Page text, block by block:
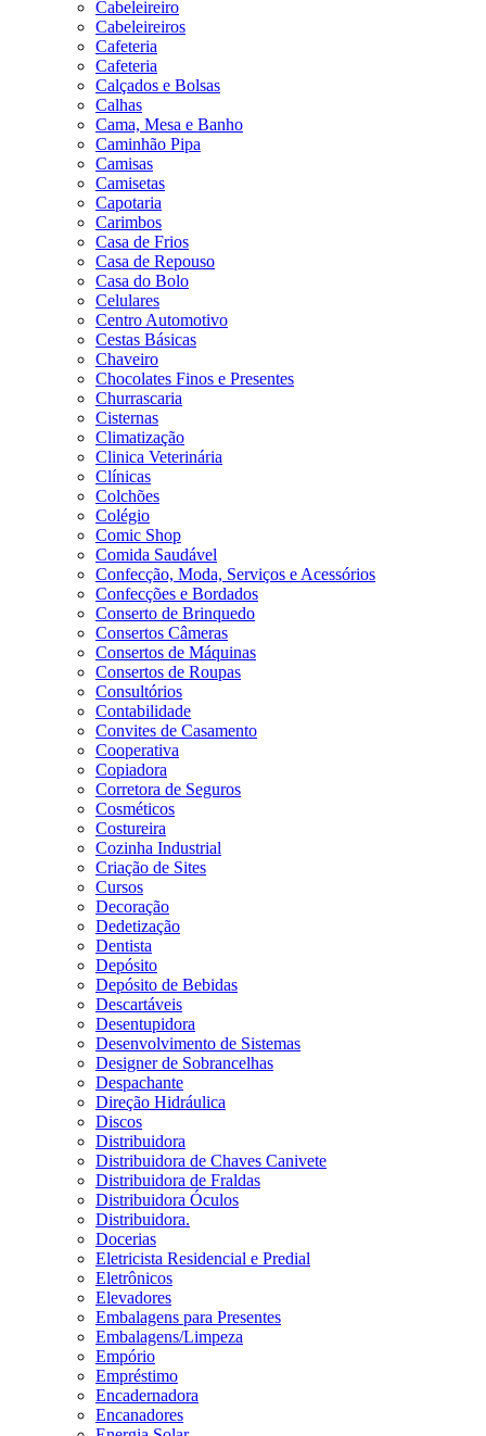
Cabeleireiro
Cabeleireiros
Cafeteria
Cafeteria
Calçados e Bolsas
Calhas
Cama, Mesa e Banho
Caminhão Pipa
Camisas
Camisetas
Capotaria
Carimbos
Casa de Frios
Casa de Repouso
Casa do Bolo
Celulares
Centro Automotivo
Cestas Básicas
Chaveiro
Chocolates Finos e Presentes
Churrascaria
Cisternas
Climatização
Clinica Veterinária
Clínicas
Colchões
Colégio
Comic Shop
Comida Saudável
Confecção, Moda, Serviços e Acessórios
Confecções e Bordados
Conserto de Brinquedo
Consertos Câmeras
Consertos de Máquinas
Consertos de Roupas
Consultórios
Contabilidade
Convites de Casamento
Cooperativa
Copiadora
Corretora de Seguros
Cosméticos
Costureira
Cozinha Industrial
Criação de Sites
Cursos
Decoração
Dedetização
Dentista
Depósito
Depósito de Bebidas
Descartáveis
Desentupidora
Desenvolvimento de Sistemas
Designer de Sobrancelhas
Despachante
Direção Hidráulica
Discos
Distribuidora
Distribuidora de Chaves Canivete
Distribuidora de Fraldas
Distribuidora Óculos
Distribuidora.
Docerias
Eletricista Residencial e Predial
Eletrônicos
Elevadores
Embalagens para Presentes
Embalagens/Limpeza
Empório
Empréstimo
Encadernadora
Encanadores